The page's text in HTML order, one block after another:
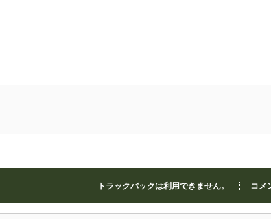
トラックバックは利用できません。 コメ